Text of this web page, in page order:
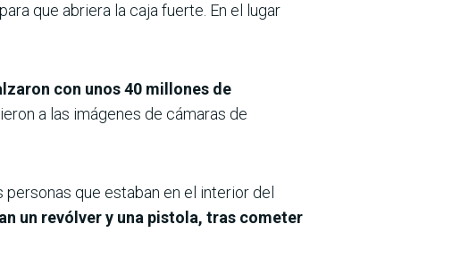
que abriera la caja fuerte. En el lugar
con unos 40 millones de
a las imágenes de cámaras de
que estaban en el interior del
un revólver y una pistola, tras cometer